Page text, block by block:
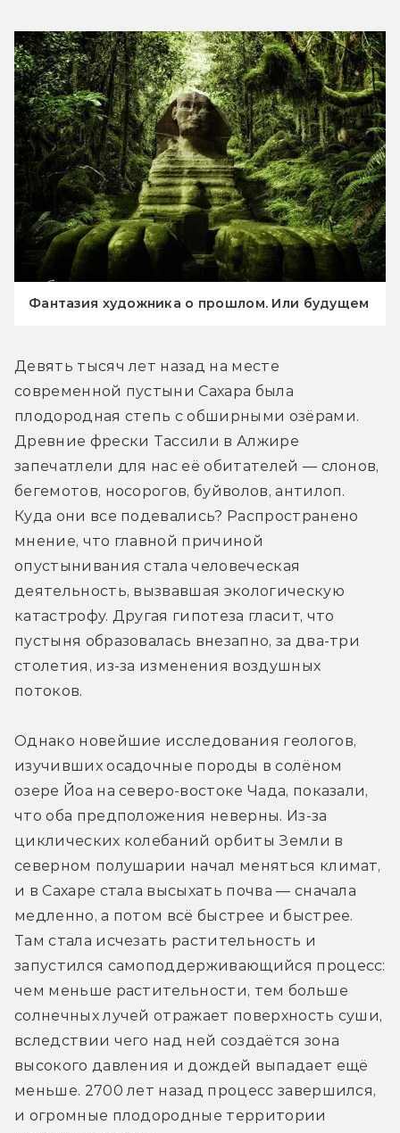
Фантазия художника о прошлом. Или будущем
Девять тысяч лет назад на месте
современной пустыни Сахара была
плодородная степь с обширными озёрами.
Древние фрески Тассили в Алжире
запечатлели для нас её обитателей — слонов,
бегемотов, носорогов, буйволов, антилоп.
Куда они все подевались? Распространено
мнение, что главной причиной
опустынивания стала человеческая
деятельность, вызвавшая экологическую
катастрофу. Другая гипотеза гласит, что
пустыня образовалась внезапно, за два-три
столетия, из-за изменения воздушных
потоков.
Однако новейшие исследования геологов,
изучивших осадочные породы в солёном
озере Йоа на северо-востоке Чада, показали,
что оба предположения неверны. Из-за
циклических колебаний орбиты Земли в
северном полушарии начал меняться климат,
и в Сахаре стала высыхать почва — сначала
медленно, а потом всё быстрее и быстрее.
Там стала исчезать растительность и
запустился самоподдерживающийся процесс:
чем меньше растительности, тем больше
солнечных лучей отражает поверхность суши,
вследствии чего над ней создаётся зона
высокого давления и дождей выпадает ещё
меньше. 2700 лет назад процесс завершился,
и огромные плодородные территории